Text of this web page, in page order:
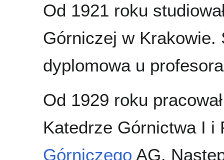
Od 1921 roku
Górniczej w Krakowie.
dyplomowa u
Od 1929 roku
Katedrze Górnictwa I
Górniczego AG.